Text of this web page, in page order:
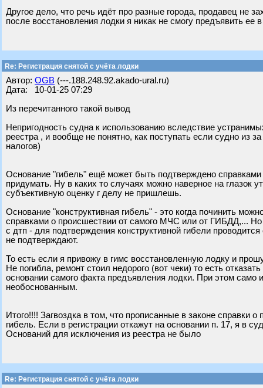
Другое дело, что речь идёт про разные города, продавец не
после восстановления лодки я никак не смогу предъявить ее в
Re: Регистрация снятой с учёта лодки
Автор: OGB (---.188.248.92.akado-ural.ru)
Дата: 10-01-25 07:29
Из перечитанного такой вывод
Непригодность судна к использованию вследствие
реестра , и вообще не понятно, как поступать если судно из
налогов)
Основание "гибель" ещё может быть подтверждено
придумать. Ну в каких то случаях можно наверное на глазок
субъективную оценку г делу не пришлешь.
Основание "конструктивная гибель" - это когда починить
справками о происшествии от самого МЧС или от ГИБДД,...
с дтп - для подтверждения конструктивной гибели
не подтверждают.
То есть если я привожу в гимс восстановленную лодку и
Не погибла, ремонт стоил недорого (вот чеки) то есть
основании самого факта предъявления лодки. При этом само
необоснованным.
Итого!!!! Загвоздка в том, что прописанные в законе справки
гибель. Если в регистрации откажут на основании п. 17, я в
Оснований для исключения из реестра не было
Re: Регистрация снятой с учёта лодки